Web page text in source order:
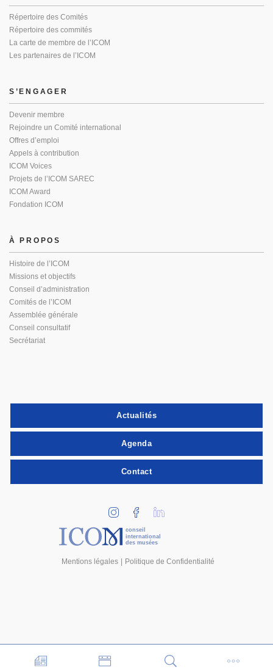
Répertoire des Comités
Répertoire des commités
La carte de membre de l’ICOM
Les partenaires de l’ICOM
S’ENGAGER
Devenir membre
Rejoindre un Comité international
Offres d’emploi
Appels à contribution
ICOM Voices
Projets de l’ICOM SAREC
ICOM Award
Fondation ICOM
À PROPOS
Histoire de l’ICOM
Missions et objectifs
Conseil d’administration
Comités de l’ICOM
Assemblée générale
Conseil consultatif
Secrétariat
Actualités
Agenda
Contact
conseil
international
des musées
Mentions légales Politique de Confidentialité